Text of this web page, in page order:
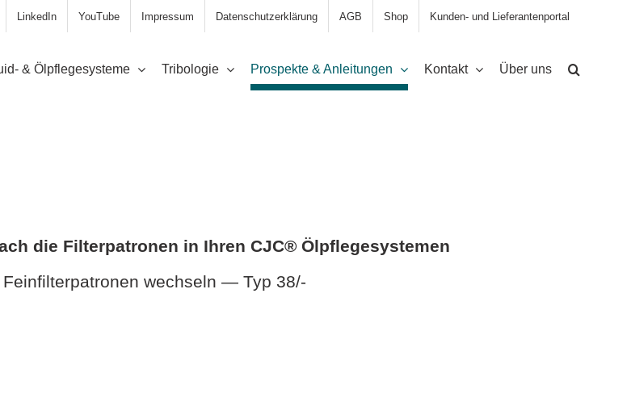
LinkedIn YouTube Impressum Datenschutzerklärung AGB Shop Kunden- und Lieferantenportal
& Ölpflegesysteme Tribologie Prospekte & Anleitungen Kontakt Über uns
die Filterpatronen in Ihren CJC® Ölpflegesystemen
wechseln — Typ 38/-